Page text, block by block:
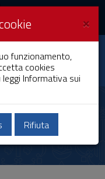
×
funzionamento,
cookies
Informativa sui
Rifiuta